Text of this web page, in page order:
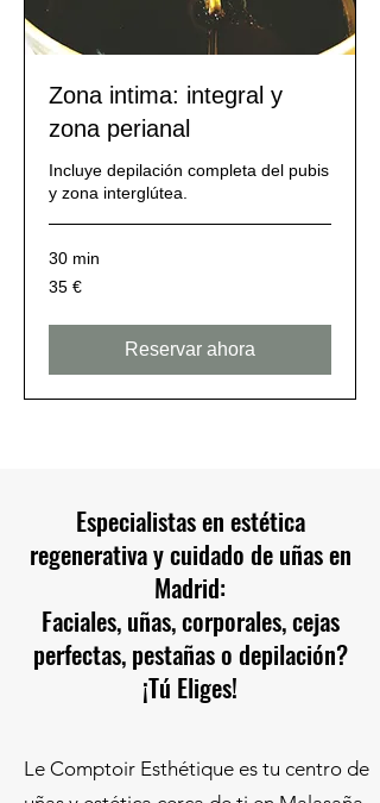
Zona intima: integral y
zona perianal
Incluye depilación completa del pubis
y zona interglútea.
30 min
35
euros
35 €
Reservar ahora
Especialistas en estética
regenerativa y cuidado de uñas en
Madrid:
Faciales, uñas, corporales, cejas
perfectas, pestañas o depilación?
¡Tú Eliges!
Le Comptoir Esthétique es tu centro de